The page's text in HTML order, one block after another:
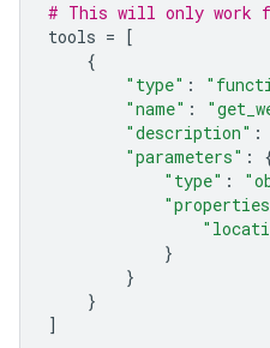
# This will only work
tools = [
{
"type" :
"name" :
"description" :
"parameters" :
"type" :
}
}
}
]